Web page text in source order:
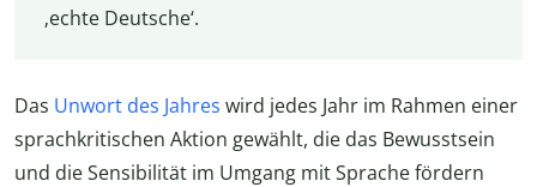
‚echte Deutsche‘.
Das Unwort des Jahres wird jedes Jahr im Rahmen einer
sprachkritischen Aktion gewählt, die das Bewusstsein
und die Sensibilität im Umgang mit Sprache fördern